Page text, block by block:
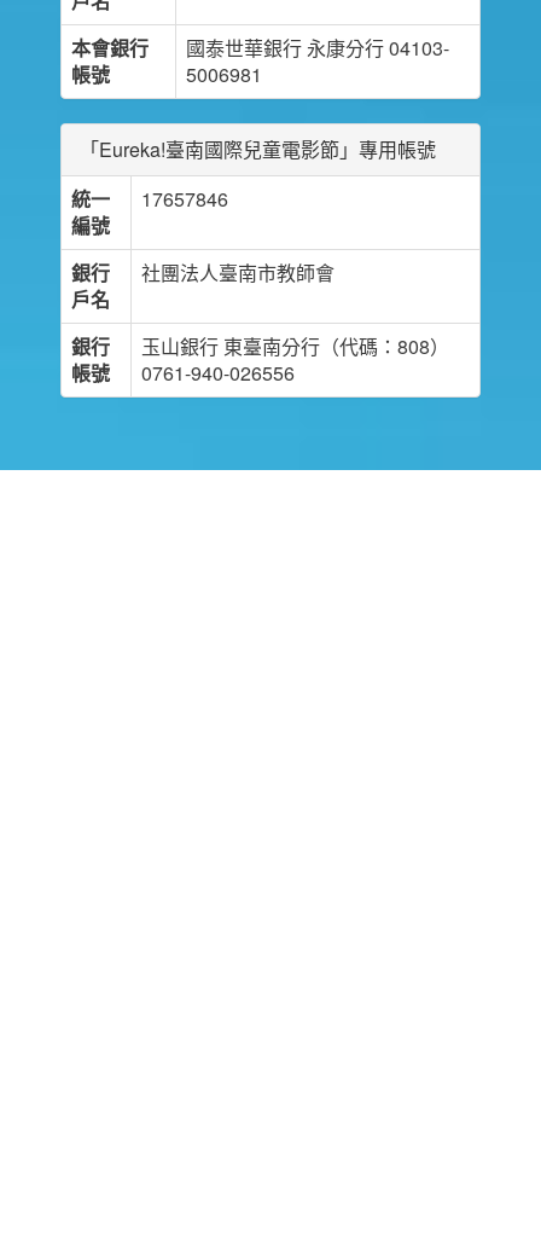
本會銀行
帳號
國泰世華銀行 永康分行 04103-
5006981
「Eureka!臺南國際兒童電影節」專用帳號
統一
編號
17657846
銀行
戶名
社團法人臺南市教師會
銀行
帳號
玉山銀行 東臺南分行（代碼：808）
0761-940-026556